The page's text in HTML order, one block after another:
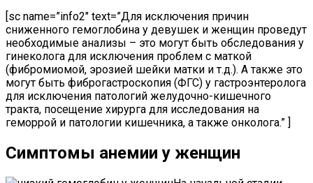
[sc name=”info2″ text=”Для исключения причин
сниженного гемоглобина у девушек и женщин проведут
необходимые анализы – это могут быть обследования у
гинеколога для исключения проблем с маткой
(фибромиомой, эрозией шейки матки и т.д.). А также это
могут быть фиброгастроскопия (ФГС) у гастроэнтеролога
для исключения патологий желудочно-кишечного
тракта, посещение хирурга для исследования на
геморрой и патологии кишечника, а также онколога.” ]
Симптомы анемии у женщин